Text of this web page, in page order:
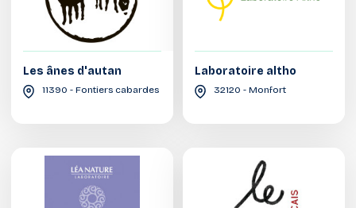
Les ânes d'autan
11390 - Fontiers cabardes
Laboratoire altho
32120 - Monfort